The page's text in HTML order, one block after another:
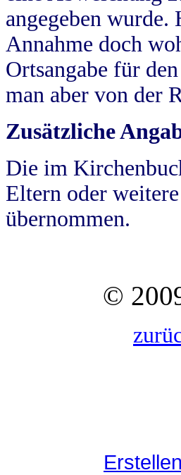
angegeben
Annahme doch
Ortsangabe für
man aber von der
Zusätzliche
Die im
Eltern oder
übernommen.
©